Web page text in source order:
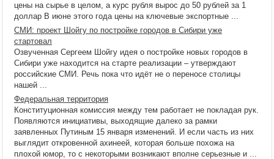
цены на сырье в целом, а курс рубля вырос до 50 рублей за 1
доллар В июне этого года цены на ключевые экспортные ...
СМИ: проект Шойгу по постройке городов в Сибири уже
стартовал
Озвученная Сергеем Шойгу идея о постройке новых городов в
Сибири уже находится на старте реализации – утверждают
российские СМИ. Речь пока что идёт не о переносе столицы
нашей ...
Федеральная территория
Конституционная комиссия между тем работает не покладая рук.
Появляются инициативы, выходящие далеко за рамки
заявленных Путиным 15 января изменений. И если часть из них
выглядит откровенной ахинеей, которая больше похожа на
плохой юмор, то с некоторыми возникают вполне серьезные и ...